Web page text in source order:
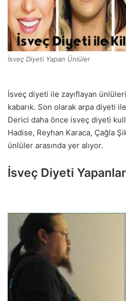
İsveç Diyeti Yapan Ünlüler
İsveç diyeti ile zayıflayan
kabarık. Son olarak arpa diyeti
Derici daha önce isveç diyeti
Hadise, Reyhan Karaca, Çağla
ünlüler arasında yer alıyor.
İsveç Diyeti Yapanlar